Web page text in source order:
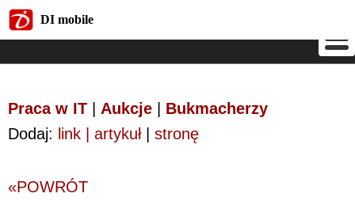
DI mobile
Praca w IT Aukcje
Bukmacherzy
Dodaj: link | artykuł| stronę
«POWRÓT
DI mobile